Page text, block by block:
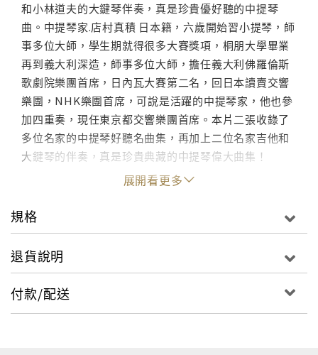
和小林道夫的大鍵琴伴奏，真是珍貴優好聽的中提琴
曲。中提琴家.店村真積 日本籍，六歲開始習小提琴，師
事多位大師，學生期就得很多大賽獎項，桐朋大學畢業
再到義大利深造，師事多位大師，擔任義大利佛羅倫斯
歌劇院樂團首席，日內瓦大賽第二名，回日本讀賣交響
樂團，NHK樂團首席，可說是活躍的中提琴家，他也參
加四重奏，現任東京都交響樂團首席。本片二張收錄了
多位名家的中提琴好聽名曲集，再加上二位名家吉他和
大鍵琴的伴奏，真是珍貴典藏的中提琴偉大曲集！
展開看更多
規格
退貨說明
付款/配送